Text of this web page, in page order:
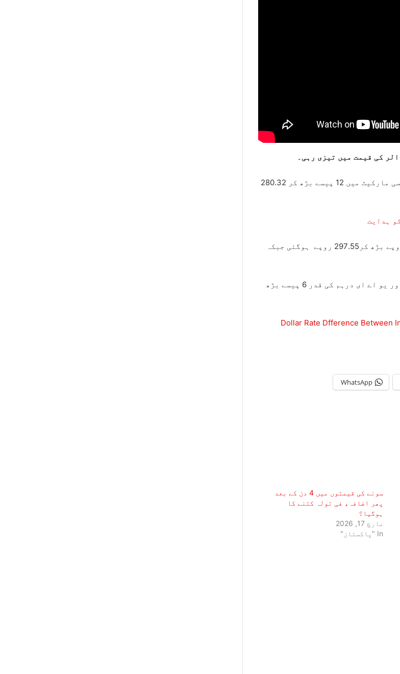
کی قیمت میں تیزی رہی۔
انٹربینک میں ڈالر 10پیسے بڑھ کر278.70 روپے اور اوپن کرنسی مارکیٹ میں 12 پیسے بڑھ کر 280.32
ہدایت
ایکسچینج کمپنیز ایسوسی ایشن کے مطابق یورو کی قیمت1.46روپے بڑھ کر297.55 روپے ہوگئی جبکہ
اسی طرح سعودی ریال کی قدر 21 پیسے کی تیزی سے 73.70 روپے اور یو اے ای درہم کی قدر 6 پیسے بڑھ
Dollar Rate Dfference Between
WhatsApp
سونے کی قیمتوں میں 4 دن کے بعد
پھر اضافہ، فی تولہ کتنے کا
ہوگیا؟
مارچ 17, 2026
In "پاکستان"